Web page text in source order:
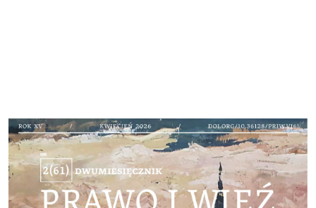
Cover image